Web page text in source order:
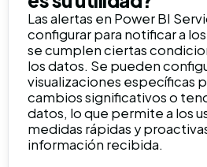
Las alertas en Power BI
configurar para notificar a
se cumplen ciertas
los datos. Se pueden
visualizaciones específicas
cambios significativos o
datos, lo que permite a los
medidas rápidas y
información recibida.